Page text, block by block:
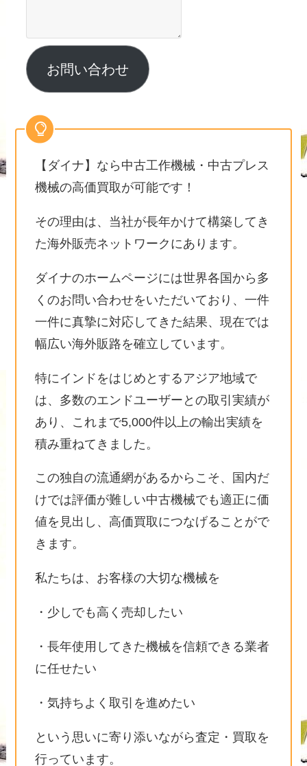
お問い合わせ
【ダイナ】なら中古工作機械・中古プレス
機械の高価買取が可能です！
その理由は、当社が長年かけて構築してき
た海外販売ネットワークにあります。
ダイナのホームページには世界各国から多
くのお問い合わせをいただいており、一件
一件に真摯に対応してきた結果、現在では
幅広い海外販路を確立しています。
特にインドをはじめとするアジア地域で
は、多数のエンドユーザーとの取引実績が
あり、これまで5,000件以上の輸出実績を
積み重ねてきました。
この独自の流通網があるからこそ、国内だ
けでは評価が難しい中古機械でも適正に価
値を見出し、高価買取につなげることがで
きます。
私たちは、お客様の大切な機械を
・少しでも高く売却したい
・長年使用してきた機械を信頼できる業者
に任せたい
・気持ちよく取引を進めたい
という思いに寄り添いながら査定・買取を
行っています。